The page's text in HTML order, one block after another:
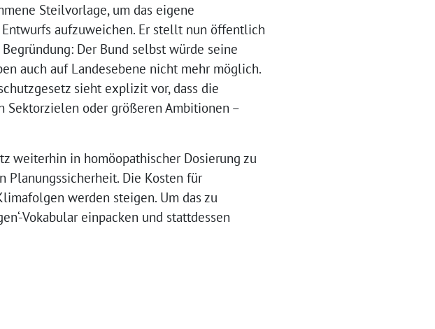
Steilvorlage, um das eigene
aufzuweichen. Er stellt nun öffentlich
Der Bund selbst würde seine
auch auf Landesebene nicht mehr möglich.
sieht explizit vor, dass die
Sektorzielen oder größeren Ambitionen –
weiterhin in homöopathischer Dosierung zu
Planungssicherheit. Die Kosten für
werden steigen. Um das zu
Vokabular einpacken und stattdessen